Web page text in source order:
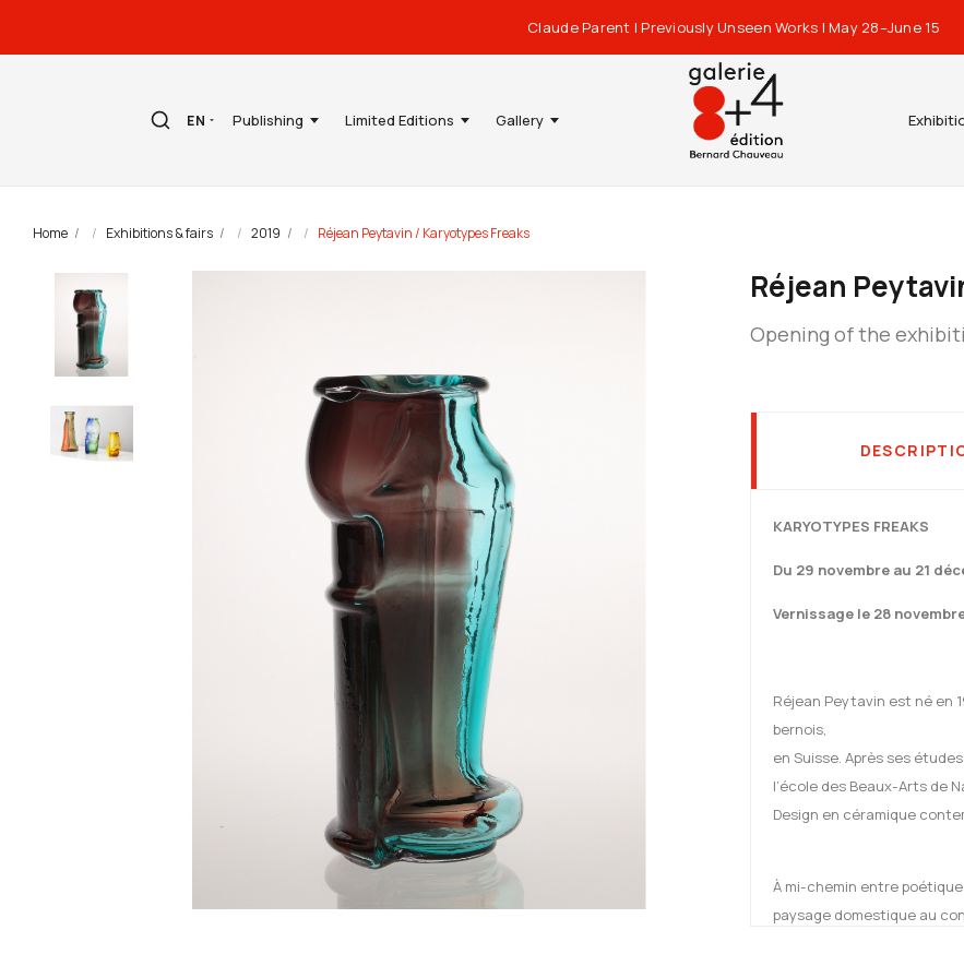
Claude Parent | Previously Unseen Works | May 28–June 15
EN Publishing Limited Editions Gallery
Home Exhibitions & fairs 2019 Réjean Peytavin / Karyotypes Freaks
Réjean
Opening of the
KARYOTYPES FREAKS
Du 29 novembre au 21
Vernissage le 28
Réjean Peytavin est né en
bernois,
en Suisse. Après ses
l’école des Beaux-Arts de
Design en céramique
À mi-chemin entre
paysage domestique au